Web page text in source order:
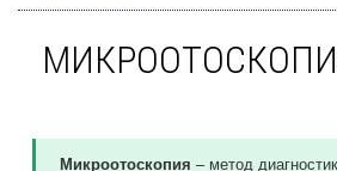
Микроотоскопия – метод